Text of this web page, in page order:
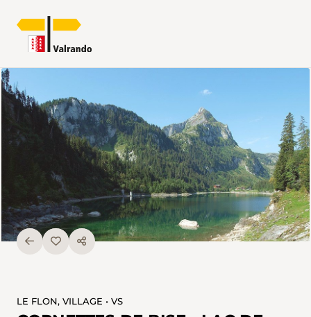
LE FLON, VILLAGE • VS